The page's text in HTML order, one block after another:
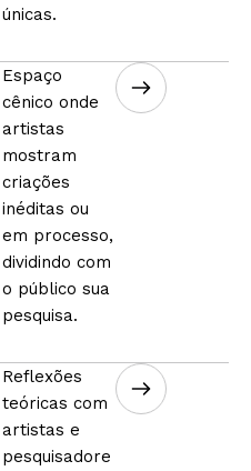
únicas.
Espaço
cênico onde
artistas
mostram
criações
inéditas ou
em processo,
dividindo com
o público sua
pesquisa.
Reflexões
teóricas com
artistas e
pesquisadore